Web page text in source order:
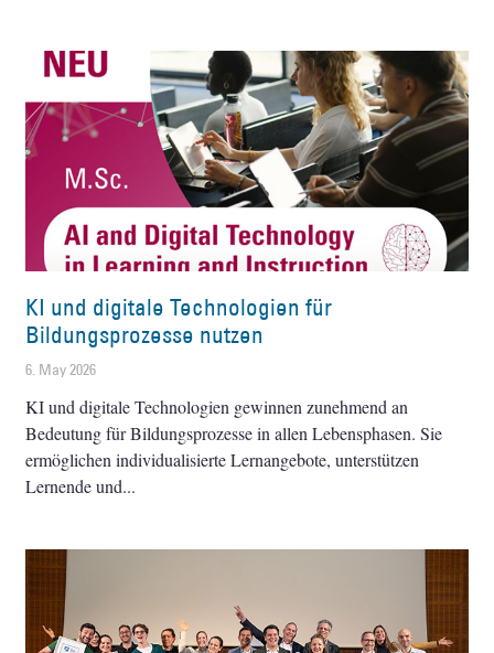
KI und digitale Technologien für
Bildungsprozesse nutzen
6. May 2026
KI und digitale Technologien gewinnen zunehmend an
Bedeutung für Bildungsprozesse in allen Lebensphasen. Sie
ermöglichen individualisierte Lernangebote, unterstützen
Lernende und